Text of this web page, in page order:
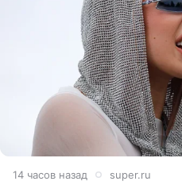
14 часов назад super.ru